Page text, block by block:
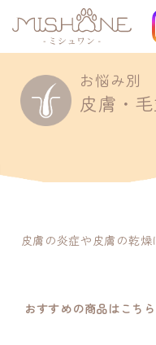
For All Dogs and All Life Stages.
About
FAQ
News
お悩み別
皮膚・
皮膚の炎症や皮膚の乾
おすすめの商品はこちら